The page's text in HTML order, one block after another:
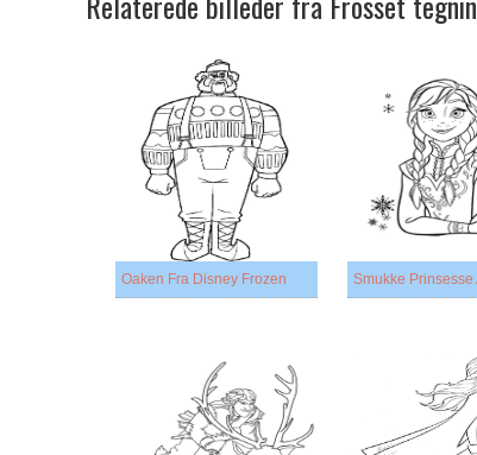
Oaken Fra Disney Frozen Smukke Prinsesse